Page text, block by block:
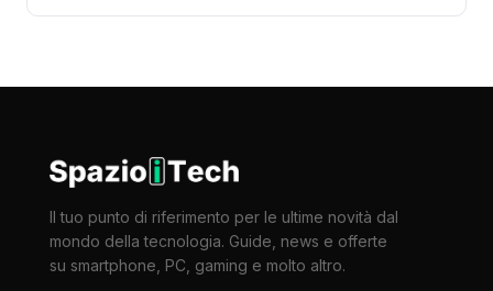
Il tuo punto di riferimento per le ultime novità dal
mondo della tecnologia. Guide, news e offerte
su smartphone, PC, gaming e molto altro.